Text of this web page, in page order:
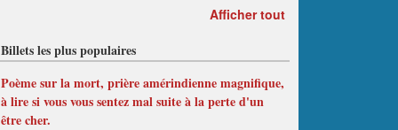
Afficher tout
Billets les plus populaires
Poème sur la mort, prière amérindienne magnifique,
à lire si vous vous sentez mal suite à la perte d'un
être cher.